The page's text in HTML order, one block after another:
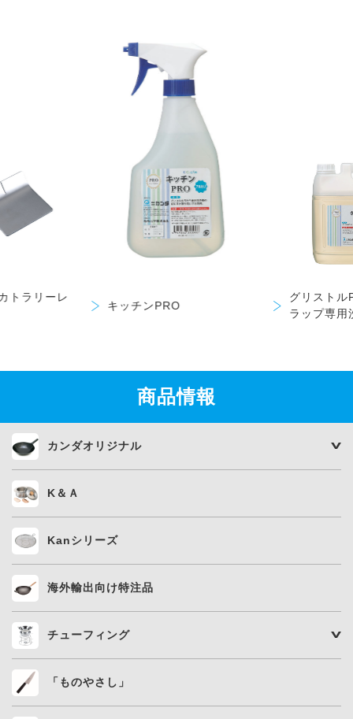
トラリーレ
キッチンPRO
グリストル
ラップ専用
商品情報
カンダオリジナル
K＆Ａ
Kanシリーズ
海外輸出向け特注品
チューフィング
「ものやさし」